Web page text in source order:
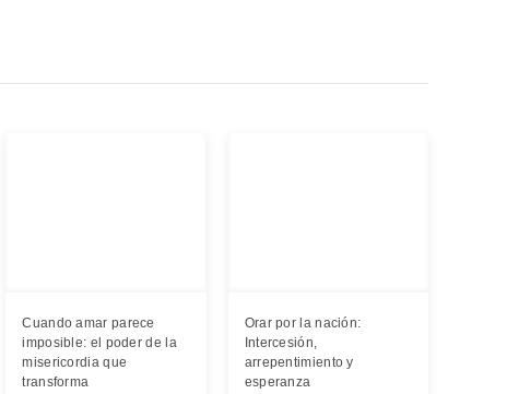
Cuando amar parece
imposible: el poder de la
misericordia que
transforma
Orar por la nación:
Intercesión,
arrepentimiento y
esperanza